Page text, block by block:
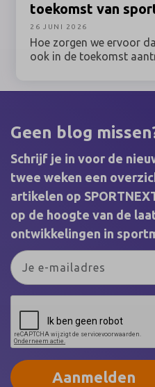
toekomst van
Hoe zorgen we ervoor
ook in de toekomst
omgaat met actuele
bewegen, ruimtegebruik
26 JUNI 2026
Geen blog
Schrijf je in voor de
twee weken een
artikelen op
op de hoogte van de
ontwikkelingen in
Aanmelden